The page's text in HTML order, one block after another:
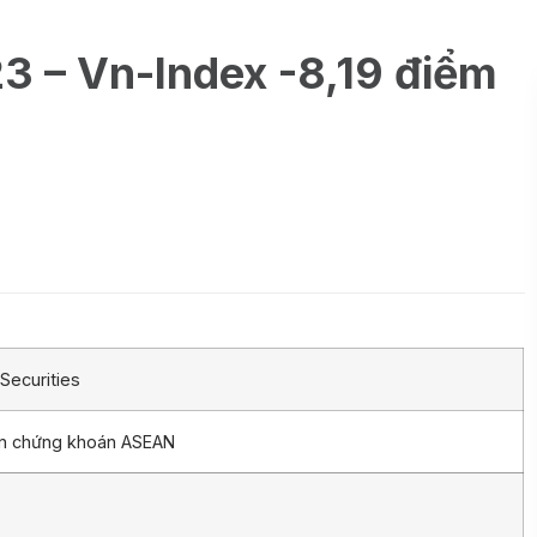
– Vn-Index -8,19 điểm
chứng khoán ASEAN